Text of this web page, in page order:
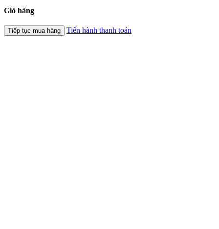
Giỏ hàng
Tiếp tục mua hàng Tiến hành thanh toán